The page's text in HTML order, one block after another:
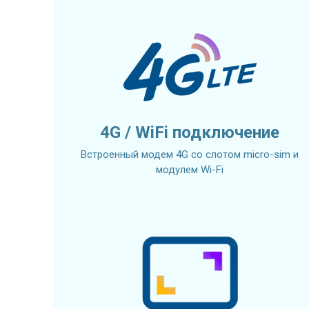
4G / WiFi подключение
Встроенный модем 4G со слотом micro-sim и
модулем Wi-Fi